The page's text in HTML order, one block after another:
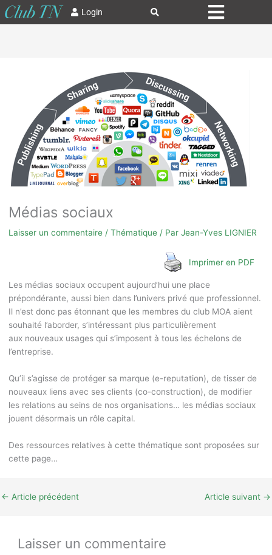
Login
Médias sociaux
Laisser un commentaire / Thématique/ Par Jean-Yves LIGNIER
Imprimer en PDF
Les médias sociaux occupent aujourd’hui une place
prépondérante, aussi bien dans l’univers privé que professionnel.
Il n’est donc pas étonnant que les membres du club MOA aient
souhaité l’aborder, s’intéressant plus particulièrement
aux nouveaux usages qui s’imposent à tous les échelons de
l’entreprise.
Qu’il s’agisse de protéger sa marque (e-reputation), de tisser de
nouveaux liens avec ses clients (co-construction), de modifier
les relations au seins de nos organisations… les médias sociaux
jouent désormais un rôle capital.
Des ressources relatives à cette thématique sont proposées sur
cette page…
← Article précédent Article suivant →
Laisser un commentaire